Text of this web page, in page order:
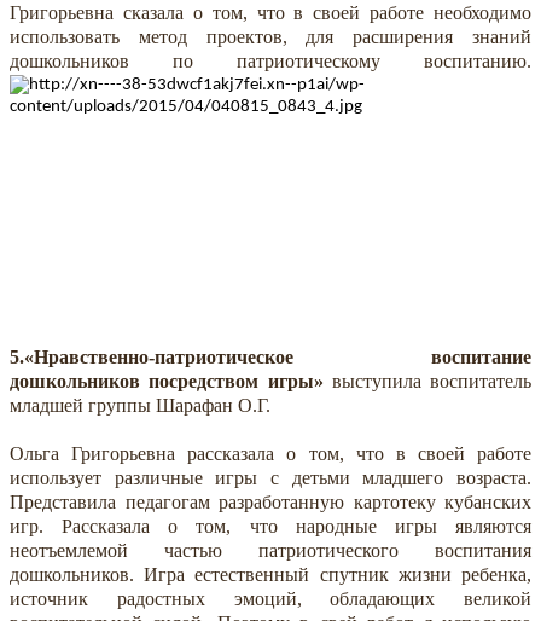
Григорьевна сказала о том, что в своей работе необходимо
использовать метод проектов, для расширения знаний
дошкольников по патриотическому воспитанию.
5.«Нравственно-патриотическое воспитание
дошкольников посредством игры» выступила воспитатель
младшей группы Шарафан О.Г.
Ольга Григорьевна рассказала о том, что в своей работе
использует различные игры с детьми младшего возраста.
Представила педагогам разработанную картотеку кубанских
игр. Рассказала о том, что народные игры являются
неотъемлемой частью патриотического воспитания
дошкольников. Игра естественный спутник жизни ребенка,
источник радостных эмоций, обладающих великой